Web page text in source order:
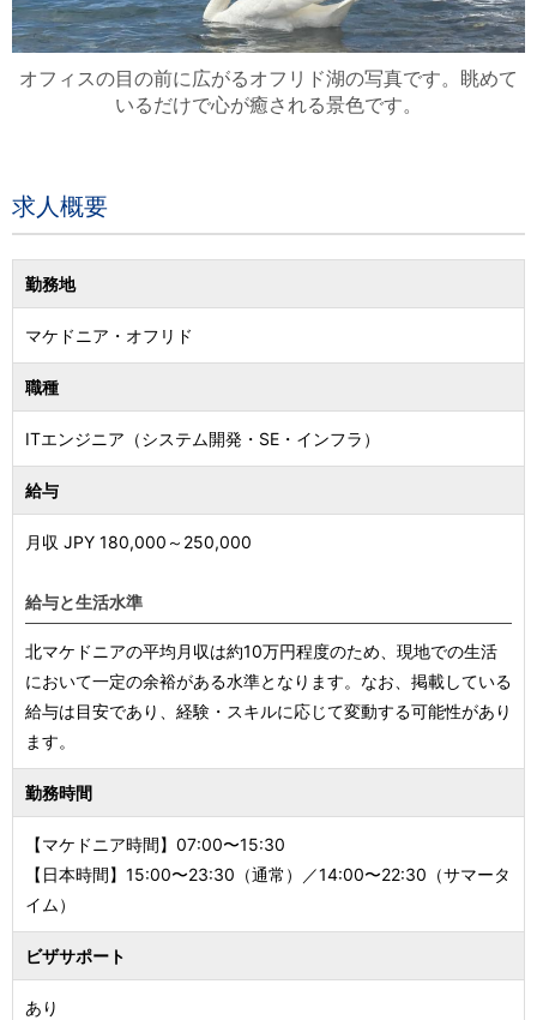
オフィスの目の前に広がるオフリド湖の写真です。眺めて
いるだけで心が癒される景色です。
求人概要
勤務地
マケドニア ・ オフリド
職種
ITエンジニア（システム開発・SE・インフラ）
給与
月収 JPY 180,000 ～ 250,000
給与と生活水準
北マケドニアの平均月収は約10万円程度のため、現地での生活
において一定の余裕がある水準となります。なお、掲載している
給与は目安であり、経験・スキルに応じて変動する可能性があり
ます。
勤務時間
【マケドニア時間】07:00〜15:30
【日本時間】15:00〜23:30（通常）／14:00〜22:30（サマータ
イム）
ビザサポート
あり